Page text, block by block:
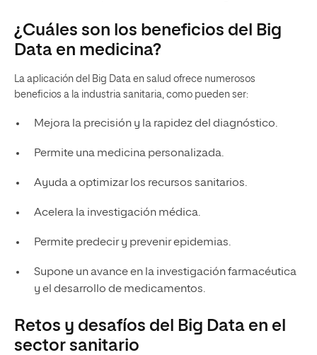
¿Cuáles son los beneficios del Big
Data en medicina?
La aplicación del Big Data en salud ofrece numerosos
beneficios a la industria sanitaria, como pueden ser:
Mejora la precisión y la rapidez del diagnóstico.
Permite una medicina personalizada.
Ayuda a optimizar los recursos sanitarios.
Acelera la investigación médica.
Permite predecir y prevenir epidemias.
Supone un avance en la investigación farmacéutica
y el desarrollo de medicamentos.
Retos y desafíos del Big Data en el
sector sanitario